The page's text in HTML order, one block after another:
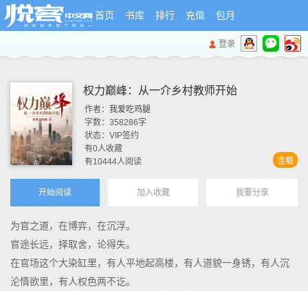
首页 书库 排行 充值 包月
登录
权力巅峰：从一介乡村教师开始
作者： 我爱吃鸡腿
字数： 358286字
状态： VIP签约
有0人收藏
有10444人阅读 连载
开始阅读 加入收藏 我要分享
为官之道，在博弈，在沉浮。
官途长远，择取舍，论得失。
在官场这个大染缸里，有人平地起高楼，有人道貌一身锈，有人沉
沦情欲里，有人权色两不讫。